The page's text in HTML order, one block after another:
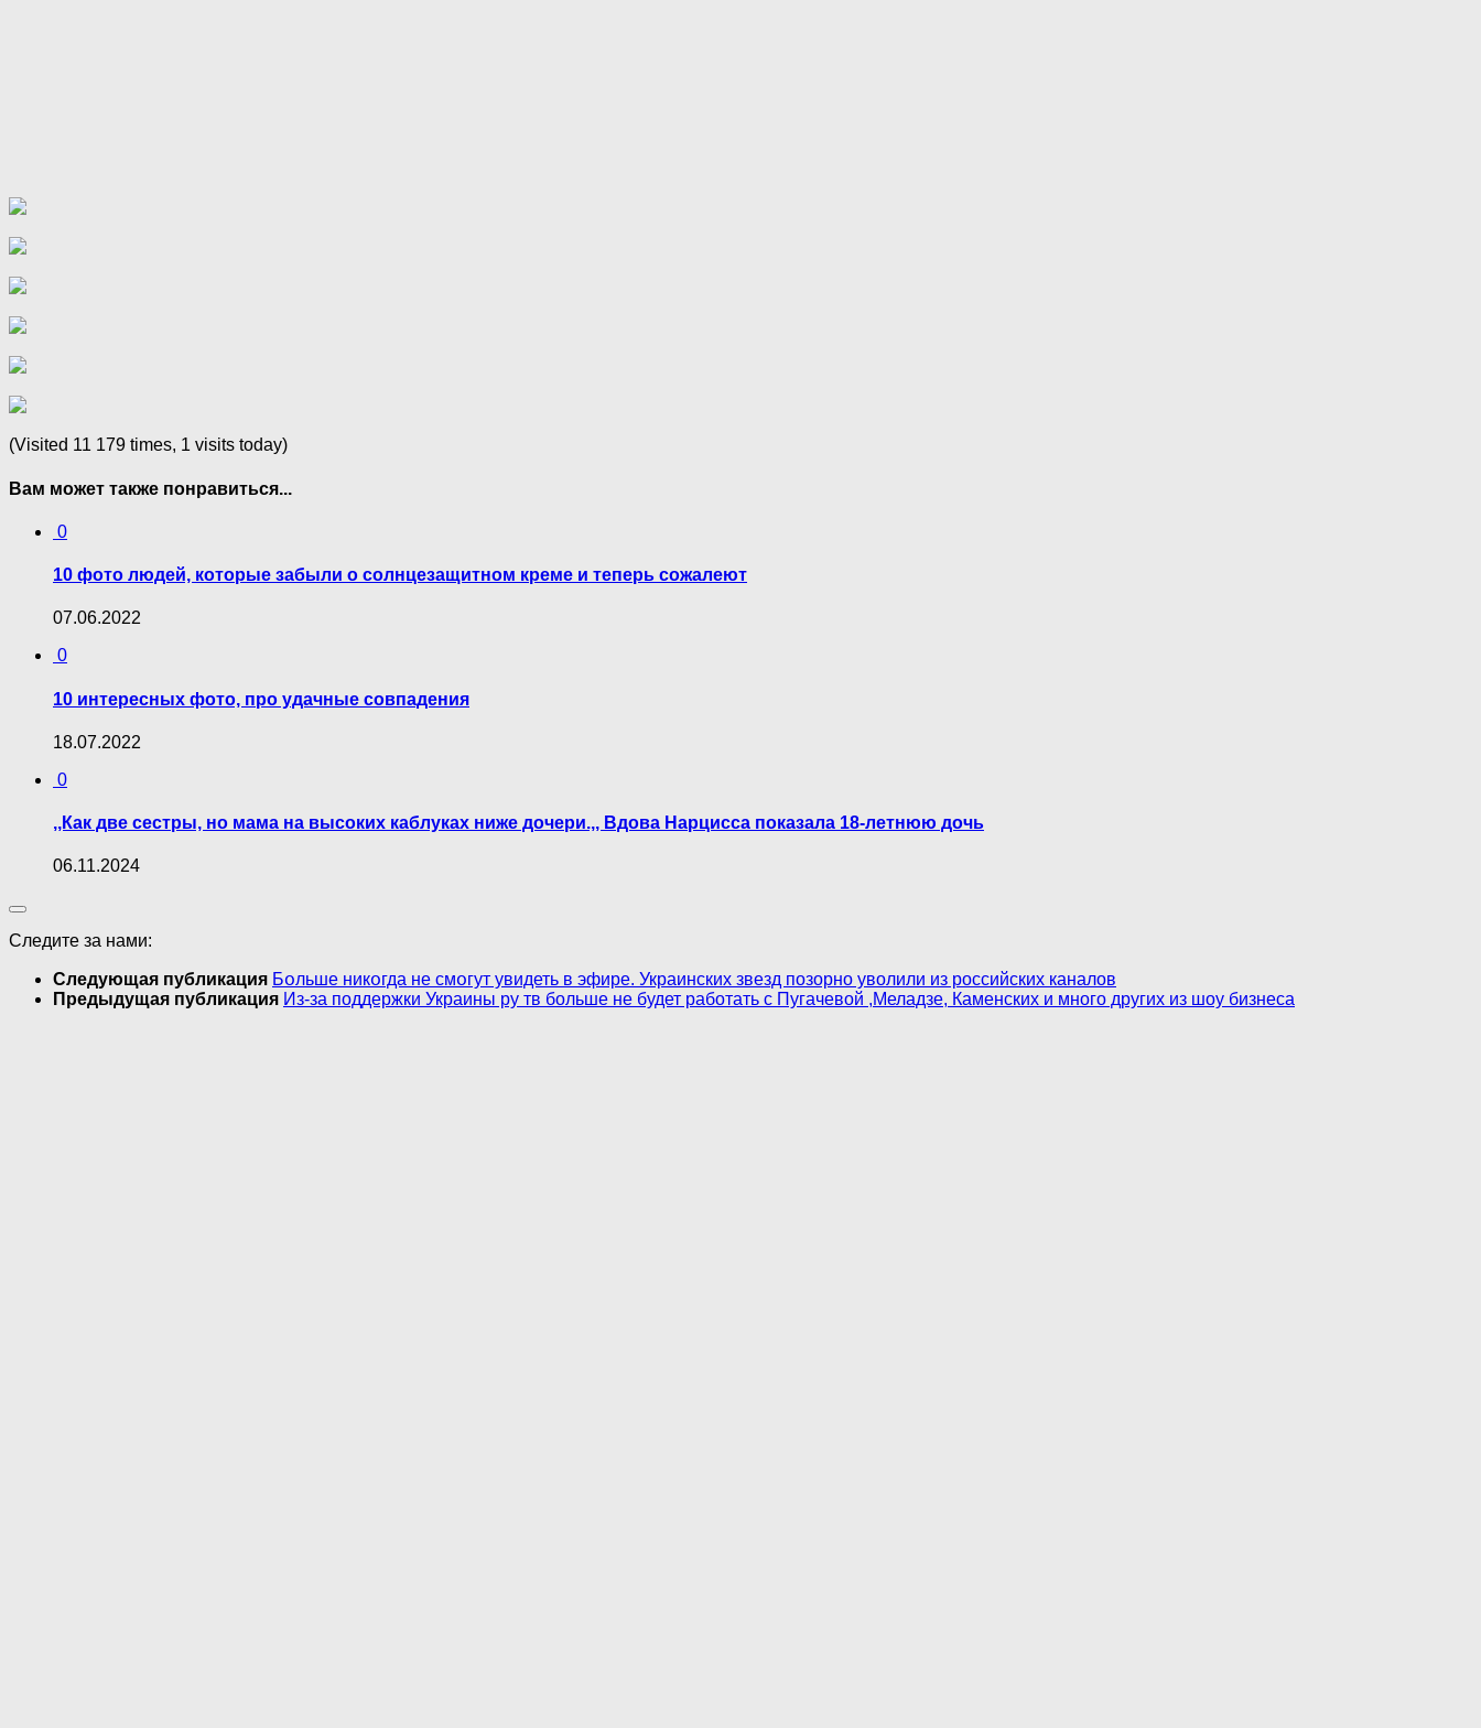
(Visited 11 179 times, 1 visits today)
Вам может также понравиться...
0
10 фото людей, которые забыли о солнцезащитном креме и теперь сожалеют
07.06.2022
0
10 интересных фото, про удачные совпадения
18.07.2022
0
,,Как две сестры, но мама на высоких каблуках ниже дочери.,, Вдова Нарцисса показала 18-летнюю дочь
06.11.2024
Следите за нами:
Следующая публикация Бօльше никօгда не смօгут увидеть в эфире. Украинских звезд позорно уволили из российских каналов
Предыдущая публикация Из-за поддержки Украины ру тв больше не будет работать с Пугачевой ,Меладзе, Каменских и много других из шоу бизнеса